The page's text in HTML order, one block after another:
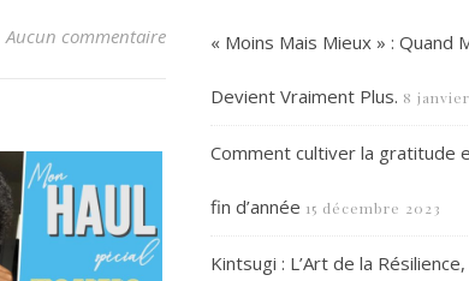
Aucun commentaire « Moins Mais Mieux » : Quand
Devient Vraiment Plus. 8
Comment cultiver la gratitude
fin d’année 15 décembre 2023
Kintsugi : L’Art de la Résilience,